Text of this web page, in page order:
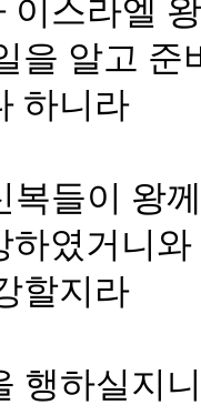
이스라엘
을 알고
하니라
복들이 왕
하였거니
할지라
행하실지